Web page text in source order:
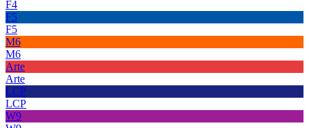
F4
F5
F5
M6
M6
Arte
Arte
LCP
LCP
W9